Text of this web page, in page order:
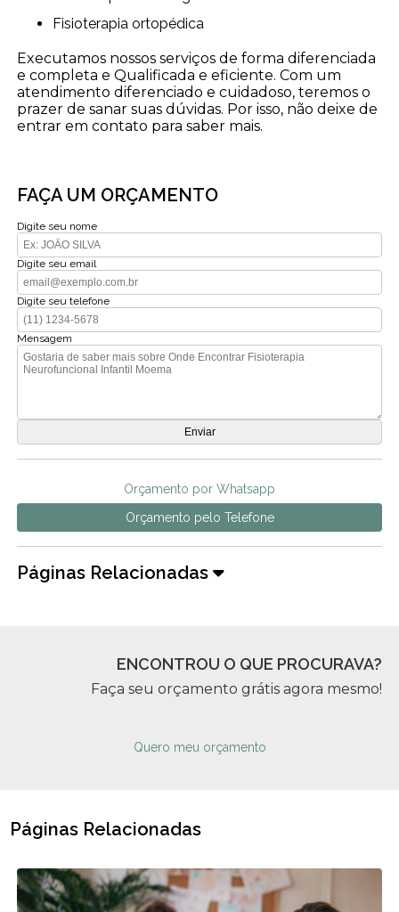
Fisioterapia ortopédica
Executamos nossos serviços de forma diferenciada
e completa e Qualificada e eficiente. Com um
atendimento diferenciado e cuidadoso, teremos o
prazer de sanar suas dúvidas. Por isso, não deixe de
entrar em contato para saber mais.
FAÇA UM ORÇAMENTO
Digite seu nome
Digite seu email
Digite seu telefone
Mensagem
Orçamento por Whatsapp
Orçamento pelo Telefone
Páginas Relacionadas
ENCONTROU O QUE PROCURAVA?
Faça seu orçamento grátis agora mesmo!
Quero meu orçamento
Páginas Relacionadas